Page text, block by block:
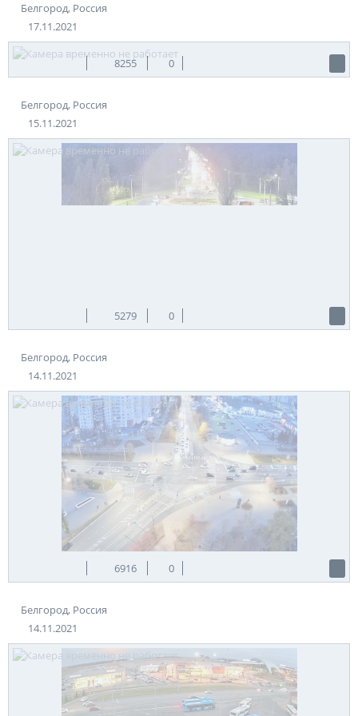
Белгород, Россия
17.11.2021
8255 0
Белгород, Россия
15.11.2021
5279 0
Белгород, Россия
14.11.2021
6916 0
Белгород, Россия
14.11.2021